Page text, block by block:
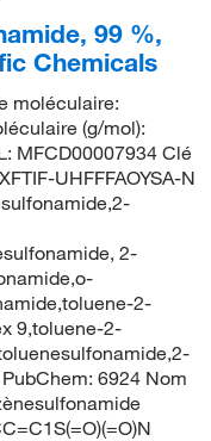
99 %,
Chemicals
moléculaire:
(g/mol):
MFCD00007934 Clé
UHFFFAOYSA-N
2-
2-
9,toluene-2-
6924 Nom